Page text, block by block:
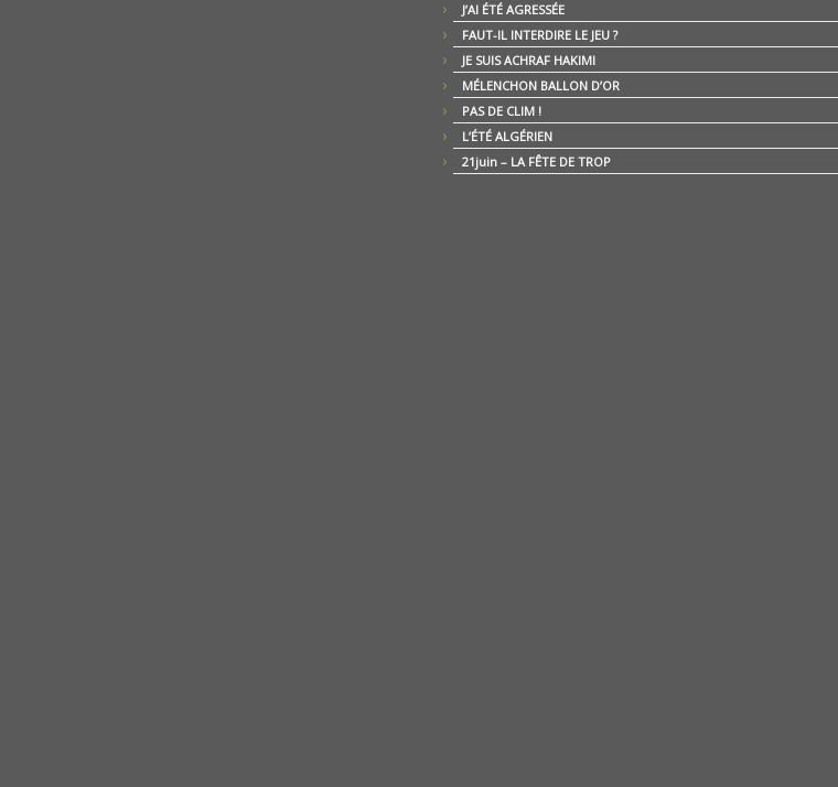
J’AI ÉTÉ AGRESSÉE
FAUT-IL INTERDIRE LE JEU ?
JE SUIS ACHRAF HAKIMI
MÉLENCHON BALLON D’OR
PAS DE CLIM !
L’ÉTÉ ALGÉRIEN
21juin – LA FÊTE DE TROP